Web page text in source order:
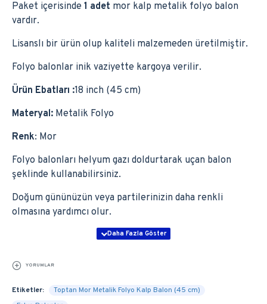
Paket içerisinde 1 adet mor kalp metalik folyo balon
vardır.
Lisanslı bir ürün olup kaliteli malzemeden üretilmiştir.
Folyo balonlar inik vaziyette kargoya verilir.
Ürün Ebatları :18 inch (45 cm)
Materyal: Metalik Folyo
Renk: Mor
Folyo balonları helyum gazı doldurtarak uçan balon
şeklinde kullanabilirsiniz.
Doğum gününüzün veya partilerinizin daha renkli
olmasına yardımcı olur.
YORUMLAR
Etiketler:
Toptan Mor Metalik Folyo Kalp Balon (45 cm)